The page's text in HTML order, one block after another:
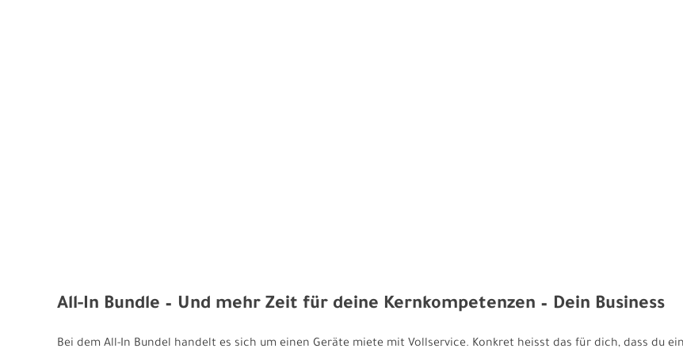
All-In Bundle – Und mehr Zeit für deine Kernkompetenzen – Dein Business
Bei dem All-In Bundel handelt es sich um einen Geräte miete mit Vollservice. Konkret heisst das für dich, dass du